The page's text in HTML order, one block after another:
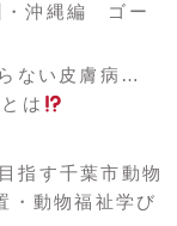
・沖縄編 ゴー
ない皮膚病…
は
指す千葉市動物
・動物福祉学び